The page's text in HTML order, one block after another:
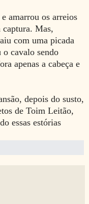
amarrou os arreios
Mas,
com uma picada
cavalo sendo
apenas a cabeça e
depois do susto,
de Toim Leitão,
essas estórias